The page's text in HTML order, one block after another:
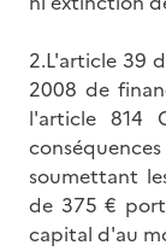
2.L'article 39
2008 de
l'article
soumettant
de 375 €
capital d'au